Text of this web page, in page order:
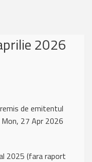
2026
de emitentul
Mon, 27 Apr 2026
2025 (fara raport